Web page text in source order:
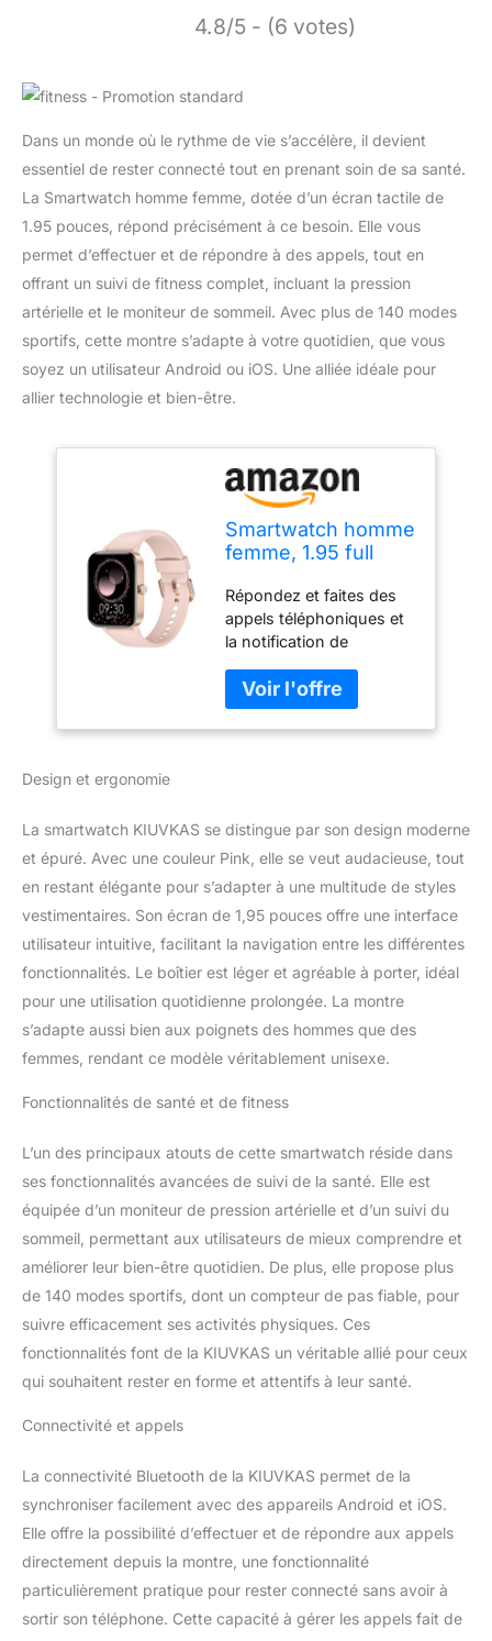
4.8/5 - (6 votes)
Dans un monde où le rythme de vie s’accélère, il devient
essentiel de rester connecté tout en prenant soin de sa santé.
La Smartwatch homme femme, dotée d’un écran tactile de
1.95 pouces, répond précisément à ce besoin. Elle vous
permet d’effectuer et de répondre à des appels, tout en
offrant un suivi de fitness complet, incluant la pression
artérielle et le moniteur de sommeil. Avec plus de 140 modes
sportifs, cette montre s’adapte à votre quotidien, que vous
soyez un utilisateur Android ou iOS. Une alliée idéale pour
allier technologie et bien-être.
Smartwatch homme
femme, 1.95 full
Smartwatch avec
effectuer/répondre
appels, suivi de
fitness avec
pression artérielle
et moniteur de
sommeil, 140+ step
Répondez et faites des
appels téléphoniques et
la notification de
peut se connecter au
téléphone pour réaliser la
fonction d’appel, et les
de la montre. Une
smartwatch peut
recevoir diverses
notifications, telles que
Facebook, Twitter,
WhatsApp, LinkedIn,
Messenger, et plus
encore. La notification
sera affichée sur l’écran
de la montre, évitant de
manquer les notifications
plus pratique pour gérer
affaires. Surveillance de
la fréquence cardiaque et
sang: P3 est équipé d’un
capteur optique de
fréquence cardiaque qui
peut surveiller vos
changements de
fréquence cardiaque en
temps réel et émettre
une alarme lorsque votre
utiliser la fonction de
surveillance de l’oxygène
dans le sang à tout
moment pour vous aider
à garder une trace de
votre condition physique
en temps opportun.
Cette smartwatch est
Design et ergonomie
La smartwatch KIUVKAS se distingue par son design moderne
et épuré. Avec une couleur Pink, elle se veut audacieuse, tout
en restant élégante pour s’adapter à une multitude de styles
vestimentaires. Son écran de 1,95 pouces offre une interface
utilisateur intuitive, facilitant la navigation entre les différentes
fonctionnalités. Le boîtier est léger et agréable à porter, idéal
pour une utilisation quotidienne prolongée. La montre
s’adapte aussi bien aux poignets des hommes que des
femmes, rendant ce modèle véritablement unisexe.
Fonctionnalités de santé et de fitness
L’un des principaux atouts de cette smartwatch réside dans
ses fonctionnalités avancées de suivi de la santé. Elle est
équipée d’un moniteur de pression artérielle et d’un suivi du
sommeil, permettant aux utilisateurs de mieux comprendre et
améliorer leur bien-être quotidien. De plus, elle propose plus
de 140 modes sportifs, dont un compteur de pas fiable, pour
suivre efficacement ses activités physiques. Ces
fonctionnalités font de la KIUVKAS un véritable allié pour ceux
qui souhaitent rester en forme et attentifs à leur santé.
Connectivité et appels
La connectivité Bluetooth de la KIUVKAS permet de la
synchroniser facilement avec des appareils Android et iOS.
Elle offre la possibilité d’effectuer et de répondre aux appels
directement depuis la montre, une fonctionnalité
particulièrement pratique pour rester connecté sans avoir à
sortir son téléphone. Cette capacité à gérer les appels fait de